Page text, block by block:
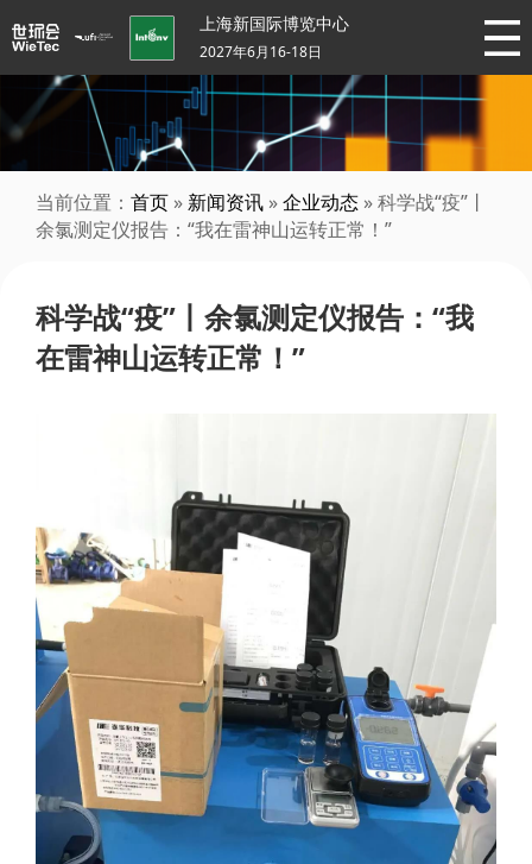
上海新国际博览中心
2027年6月16-18日
当前位置： 首页 » 新闻资讯 »企业动态 » 科学战“疫”丨
余氯测定仪报告：“我在雷神山运转正常！”
科学战“疫”丨余氯测定仪报告：“我
在雷神山运转正常！”